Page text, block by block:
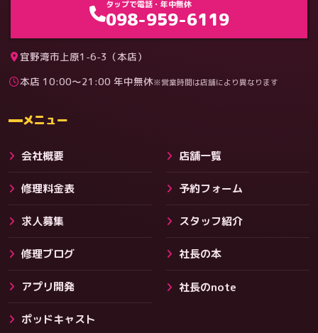
その他サービス
料金
タップで電話・年中無休
098-959-6119
宜野湾市上原1-6-3（本店）
本店 10:00〜21:00 年中無休※営業時間は店舗により異なります
メニュー
会社概要 店舗一覧
修理料金表 予約フォーム
求人募集 スタッフ紹介
修理ブログ 社長の本
アプリ開発 社長のnote
ポッドキャスト